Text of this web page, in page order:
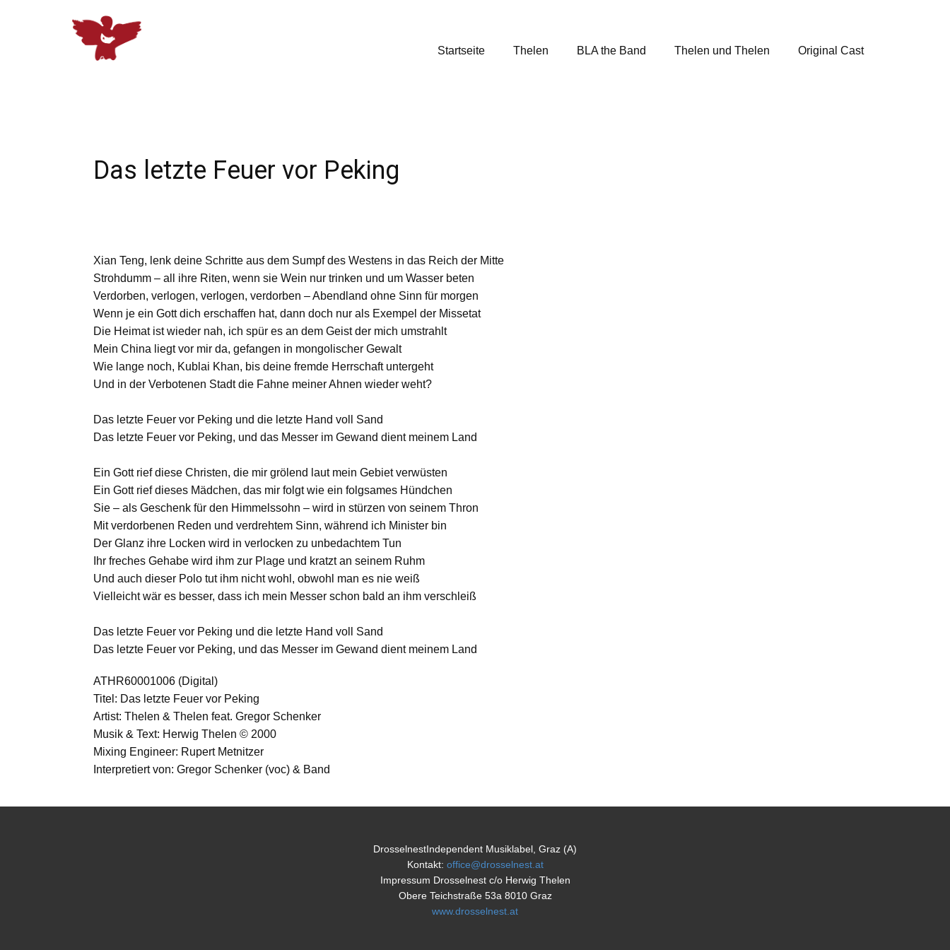
Startseite Thelen BLA the Band Thelen und Thelen Original Cast
Das letzte Feuer vor Peking
Xian Teng, lenk deine Schritte aus dem Sumpf des Westens in das Reich der Mitte
Strohdumm – all ihre Riten, wenn sie Wein nur trinken und um Wasser beten
Verdorben, verlogen, verlogen, verdorben – Abendland ohne Sinn für morgen
Wenn je ein Gott dich erschaffen hat, dann doch nur als Exempel der Missetat
Die Heimat ist wieder nah, ich spür es an dem Geist der mich umstrahlt
Mein China liegt vor mir da, gefangen in mongolischer Gewalt
Wie lange noch, Kublai Khan, bis deine fremde Herrschaft untergeht
Und in der Verbotenen Stadt die Fahne meiner Ahnen wieder weht?
Das letzte Feuer vor Peking und die letzte Hand voll Sand
Das letzte Feuer vor Peking, und das Messer im Gewand dient meinem Land
Ein Gott rief diese Christen, die mir grölend laut mein Gebiet verwüsten
Ein Gott rief dieses Mädchen, das mir folgt wie ein folgsames Hündchen
Sie – als Geschenk für den Himmelssohn – wird in stürzen von seinem Thron
Mit verdorbenen Reden und verdrehtem Sinn, während ich Minister bin
Der Glanz ihre Locken wird in verlocken zu unbedachtem Tun
Ihr freches Gehabe wird ihm zur Plage und kratzt an seinem Ruhm
Und auch dieser Polo tut ihm nicht wohl, obwohl man es nie weiß
Vielleicht wär es besser, dass ich mein Messer schon bald an ihm verschleiß
Das letzte Feuer vor Peking und die letzte Hand voll Sand
Das letzte Feuer vor Peking, und das Messer im Gewand dient meinem Land
ATHR60001006 (Digital)
Titel: Das letzte Feuer vor Peking
Artist: Thelen & Thelen feat. Gregor Schenker
Musik & Text: Herwig Thelen © 2000
Mixing Engineer: Rupert Metnitzer
Interpretiert von: Gregor Schenker (voc) & Band
DrosselnestIndependent Musiklabel, Graz (A)
Kontakt: office@drosselnest.at
Impressum Drosselnest c/o Herwig Thelen
Obere Teichstraße 53a 8010 Graz
www.drosselnest.at